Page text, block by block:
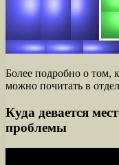
Более подробно о том,
можно почитать в
Куда девается
проблемы